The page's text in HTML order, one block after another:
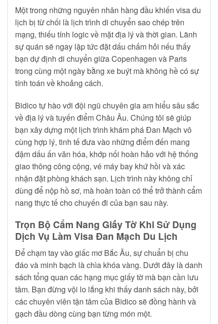
Một trong những nguyên nhân hàng đầu khiến visa du
lịch bị từ chối là lịch trình di chuyển sao chép trên
mạng, thiếu tính logic về mặt địa lý và thời gian. Lãnh
sự quán sẽ ngay lập tức đặt dấu chấm hỏi nếu thấy
bạn dự định di chuyển giữa Copenhagen và Paris
trong cùng một ngày bằng xe buýt mà không hề có sự
tính toán về khoảng cách.
Bidico tự hào với đội ngũ chuyên gia am hiểu sâu sắc
về địa lý và tuyến điểm Châu Âu. Chúng tôi sẽ giúp
bạn xây dựng một lịch trình khám phá Đan Mạch vô
cùng hợp lý, tinh tế đưa vào những điểm đến mang
đậm dấu ấn văn hóa, khớp nối hoàn hảo với hệ thống
giao thông công cộng, vé máy bay khứ hồi và xác
nhận đặt phòng khách sạn. Lịch trình này không chỉ
dùng để nộp hồ sơ, mà hoàn toàn có thể trở thành cẩm
nang thực tế cho chuyến đi của bạn sau này.
Trọn Bộ Cẩm Nang Giấy Tờ Khi Sử Dụng
Dịch Vụ Làm Visa Đan Mạch Du Lịch
Để chạm tay vào giấc mơ Bắc Âu, sự chuẩn bị chu
đáo và minh bạch là chìa khóa vàng. Dưới đây là danh
sách tổng quan các hạng mục giấy tờ mà bạn cần lưu
tâm. Bạn đừng vội lo lắng khi thấy danh sách này, bởi
các chuyên viên tận tâm của Bidico sẽ đồng hành và
gạch đầu dòng cùng bạn từng món một.